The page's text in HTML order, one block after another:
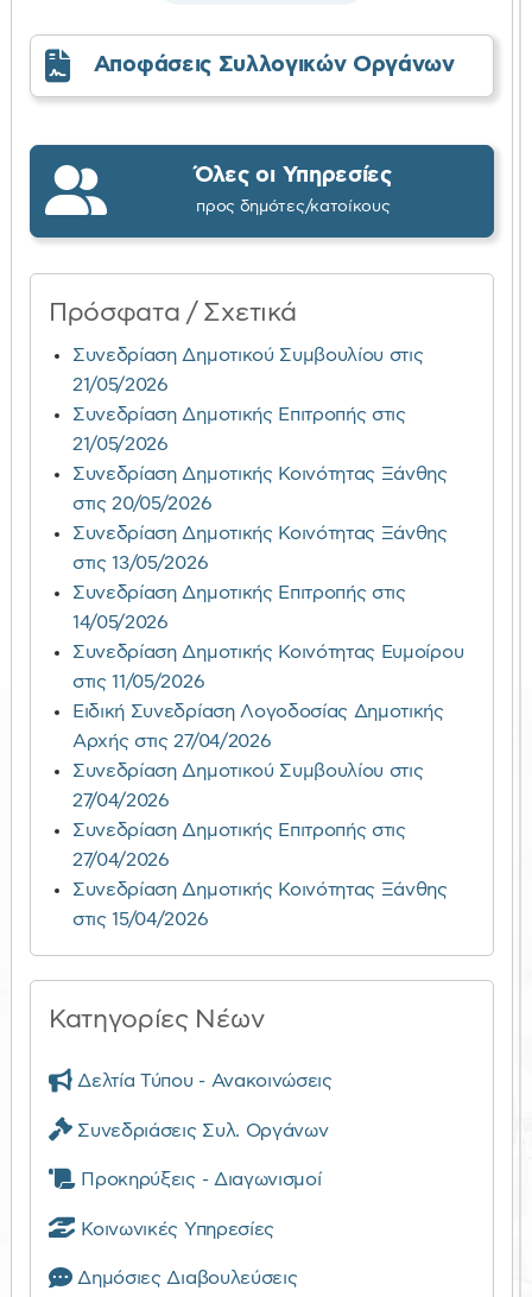
Αποφάσεις Συλλογικών Οργάνων
Όλες οι Υπηρεσίες
προς δημότες/κατοίκους
Πρόσφατα / Σχετικά
Συνεδρίαση Δημοτικού Συμβουλίου στις
21/05/2026
Συνεδρίαση Δημοτικής Επιτροπής στις
21/05/2026
Συνεδρίαση Δημοτικής Κοινότητας Ξάνθης
στις 20/05/2026
Συνεδρίαση Δημοτικής Κοινότητας Ξάνθης
στις 13/05/2026
Συνεδρίαση Δημοτικής Επιτροπής στις
14/05/2026
Συνεδρίαση Δημοτικής Κοινότητας Ευμοίρου
στις 11/05/2026
Ειδική Συνεδρίαση Λογοδοσίας Δημοτικής
Αρχής στις 27/04/2026
Συνεδρίαση Δημοτικού Συμβουλίου στις
27/04/2026
Συνεδρίαση Δημοτικής Επιτροπής στις
27/04/2026
Συνεδρίαση Δημοτικής Κοινότητας Ξάνθης
στις 15/04/2026
Κατηγορίες Νέων
Δελτία Τύπου - Ανακοινώσεις
Συνεδριάσεις Συλ. Οργάνων
Προκηρύξεις - Διαγωνισμοί
Κοινωνικές Υπηρεσίες
Δημόσιες Διαβουλεύσεις